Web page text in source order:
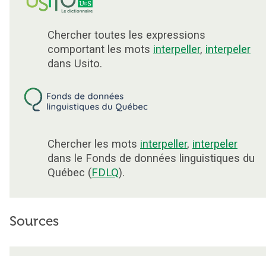
Chercher toutes les expressions
comportant les mots interpeller, interpeler
dans Usito.
Chercher les mots interpeller, interpeler
dans le Fonds de données linguistiques du
Québec (FDLQ).
Sources